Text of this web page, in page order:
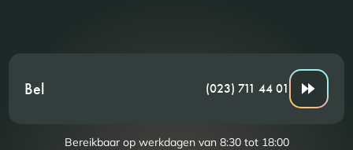
Bel (023) 711 44 01
Bereikbaar op werkdagen van 8:30 tot 18:00